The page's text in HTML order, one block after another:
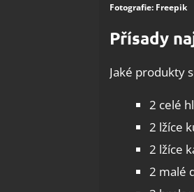
Fotografie: Freepik
Přísady
Jaké produkty
2 celé
2 lžíce
2 lžíce
2 malé